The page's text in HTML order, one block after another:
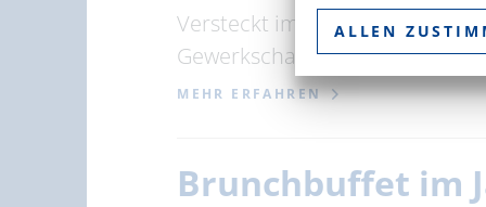
Versteckt im Wald zwischen
Gewerkschaftsbundes (ADGB).
MEHR ERFAHREN
Brunchbuffet im
ALLEN